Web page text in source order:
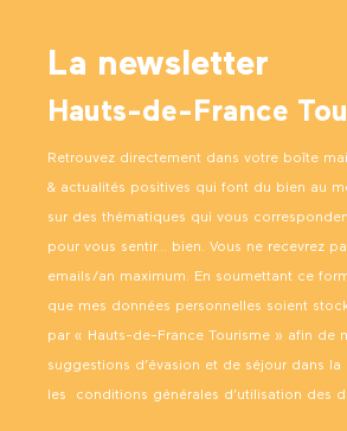
La newsletter
Hauts-de-France
Retrouvez directement dans votre boîte
& actualités positives qui font du bien au
sur des thématiques qui vous
pour vous sentir… bien. Vous ne recevrez
emails/an maximum. En soumettant ce
que mes données personnelles soient
par « Hauts-de-France Tourisme » afin de
suggestions d’évasion et de séjour dans la
les conditions générales d’utilisation des